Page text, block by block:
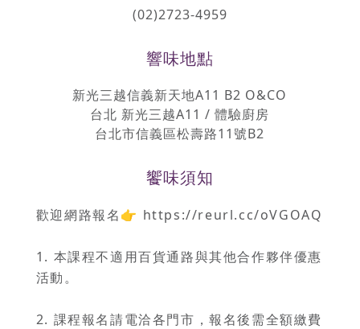
(02)2723-4959
響味地點
新光三越信義新天地A11 B2 O&CO
台北 新光三越A11 / 體驗廚房
台北市信義區松壽路11號B2
饗味須知
歡迎網路報名👉 https://reurl.cc/oVGOAQ
1. 本課程不適用百貨通路與其他合作夥伴優惠
活動。
2. 課程報名請電洽各門市，報名後需全額繳費